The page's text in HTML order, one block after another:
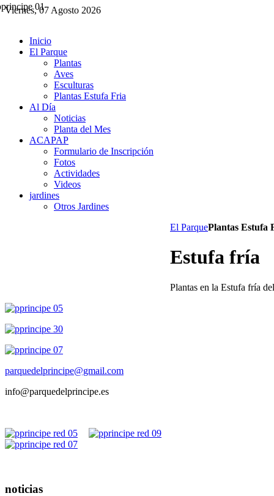
Viernes, 07 Agosto 2026
Inicio
El Parque
Plantas
Aves
Esculturas
Plantas Estufa Fria
Al Día
Noticias
Planta del Mes
ACAPAP
Formulario de Inscripción
Fotos
Actividades
Videos
jardines
Otros Jardines
El ParquePlantas Estufa
Estufa fría
Plantas en la Estufa fría
parquedelprincipe@gmail.com
info@parquedelprincipe.es
noticias